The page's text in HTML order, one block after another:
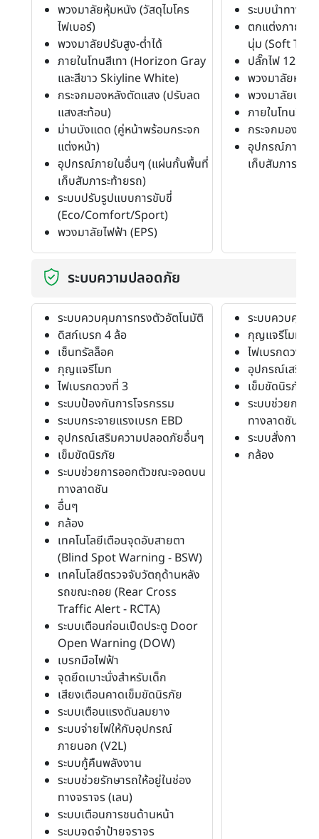
พวงมาลัยหุ้มหนัง (วัสดุไมโคร
ไฟเบอร์)
พวงมาลัยปรับสูง-ต่ำได้
ภายในโทนสีเทา (Horizon Gray
และสีขาว Skiyline White)
กระจกมองหลังตัดแสง (ปรับลด
แสงสะท้อน)
ม่านบังแดด (คู่หน้าพร้อมกระจก
แต่งหน้า)
อุปกรณ์ภายในอื่นๆ (แผ่นกั้นพื้นที่
เก็บสัมภาระท้ายรถ)
ระบบปรับรูปแบบการขับขี่
(Eco/Comfort/Sport)
พวงมาลัยไฟฟ้า (EPS)
ระบบนำทาง
ตกแต่งภายใน
นุ่ม (Soft
ปลั๊กไฟ 12 โวล
พวงมาลัยหุ้มห
พวงมาลัยปรับ
ภายในโทนสีดำ
กระจกมองหลั
อุปกรณ์ภายใ
เก็บสัมภาระท้า
ระบบความปลอดภัย
ระบบควบคุมการทรงตัวอัตโนมัติ
ดิสก์เบรก 4 ล้อ
เซ็นทรัลล็อค
กุญแจรีโมท
ไฟเบรกดวงที่ 3
ระบบป้องกันการโจรกรรม
ระบบกระจายแรงเบรก EBD
อุปกรณ์เสริมความปลอดภัยอื่นๆ
เข็มขัดนิรภัย
ระบบช่วยการออกตัวขณะจอดบน
ทางลาดชัน
อื่นๆ
กล้อง
เทคโนโลยีเตือนจุดอับสายตา
(Blind Spot Warning - BSW)
เทคโนโลยีตรวจจับวัตถุด้านหลัง
รถขณะถอย (Rear Cross
Traffic Alert - RCTA)
ระบบเตือนก่อนเปืดประตู Door
Open Warning (DOW)
เบรกมือไฟฟ้า
จุดยึดเบาะนั่งสำหรับเด็ก
เสียงเตือนคาดเข็มขัดนิรภัย
ระบบเตือนแรงดันลมยาง
ระบบจ่ายไฟให้กับอุปกรณ์
ภายนอก (V2L)
ระบบกู้คืนพลังงาน
ระบบช่วยรักษารถให้อยู่ในช่อง
ทางจราจร (เลน)
ระบบเตือนการชนด้านหน้า
ระบบจดจำป้ายจราจร
ระบบควบคุมก
กุญแจรีโมท
ไฟเบรกดวงที่ 3
อุปกรณ์เสริม
เข็มขัดนิรภัย
ระบบช่วยการ
ทางลาดชัน
ระบบสั่งการด้ว
กล้อง